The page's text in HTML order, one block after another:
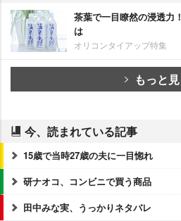
茶葉で一目瞭然の浸透力
は
オリコンタイアップ特集
もっと
今、読まれている記事
15歳で当時27歳の夫に一目惚れ
研ナオコ、コンビニで買う商品
田中みな実、うっかりネタバレ